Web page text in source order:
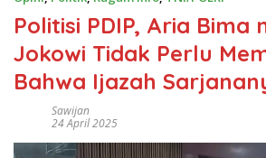
Politisi PDIP, Aria Bima
Jokowi Tidak Perlu
Bahwa Ijazah
Sawijan
24 April 2025